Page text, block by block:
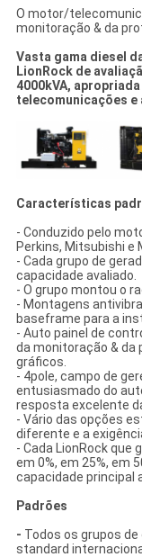
O motor/
monitoração & da
Vasta gama diesel
LionRock de
4000kVA,
telecomunicações
Características
- Conduzido pelo
Perkins, Mitsubishi e
- Cada grupo de
capacidade avaliado.
- O grupo montou o
- Montagens
baseframe para a
- Auto painel de
da monitoração & da
gráficos.
- 4pole, campo de
entusiasmado do
resposta excelente
- Vário das opções
diferente e a
- Cada LionRock
em 0%, em 25%, em
capacidade principal
Padrões
- Todos os grupos
standard